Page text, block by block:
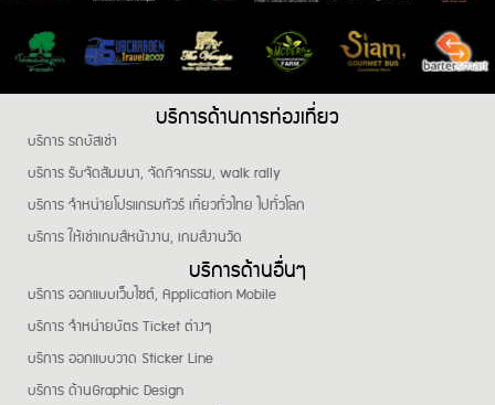
บริการด้านการท่องเที่ยว
บริการ รถบัสเช่า
บริการ รับจัดสัมมนา, จัดกิจกรรม, walk rally
บริการ จำหน่ายโปรแกรมทัวร์ เที่ยวทั่วไทย ไปทั่วโลก
บริการ ให้เช่าเกมส์หน้างาน, เกมส์งานวัด
บริการด้านอื่นๆ
บริการ ออกแบบเว็บไซต์, Application Mobile
บริการ จำหน่ายบัตร Ticket ต่างๆ
บริการ ออกแบบวาด Sticker Line
บริการ ด้านGraphic Design